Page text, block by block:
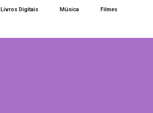
Livros Digitais Música Filmes